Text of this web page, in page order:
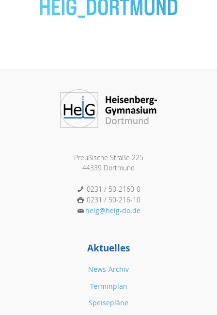
Preußische Straße 225
44339 Dortmund
0231 / 50-2160-0
0231 / 50-216-10
heig@heig-do.de
Aktuelles
News-Archiv
Terminplan
Speisepläne